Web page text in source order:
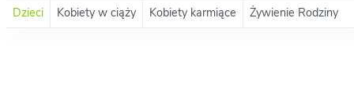
Dzieci Kobiety w ciąży Kobiety karmiące Żywienie Rodziny